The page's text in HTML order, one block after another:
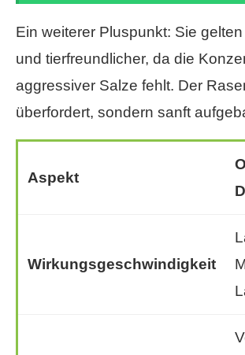
Ein weiterer Pluspunkt: Sie
und tierfreundlicher, da die
aggressiver Salze fehlt. Der
überfordert, sondern sanft
Aspekt
Wirkungsgeschwindigkeit